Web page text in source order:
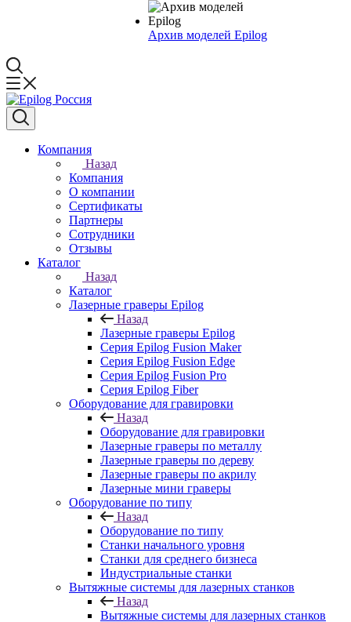
Архив моделей Epilog
Компания
Назад
Компания
О компании
Сертификаты
Партнеры
Сотрудники
Отзывы
Каталог
Назад
Каталог
Лазерные граверы Epilog
Назад
Лазерные граверы Epilog
Серия Epilog Fusion Maker
Серия Epilog Fusion Edge
Серия Epilog Fusion Pro
Серия Epilog Fiber
Оборудование для гравировки
Назад
Оборудование для гравировки
Лазерные граверы по металлу
Лазерные граверы по дереву
Лазерные граверы по акрилу
Лазерные мини граверы
Оборудование по типу
Назад
Оборудование по типу
Cтанки начального уровня
Станки для среднего бизнеса
Индустриальные станки
Вытяжные системы для лазерных станков
Назад
Вытяжные системы для лазерных станков